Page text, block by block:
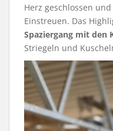
Herz geschlossen
Einstreuen. Das
Spaziergang mit den
Striegeln und